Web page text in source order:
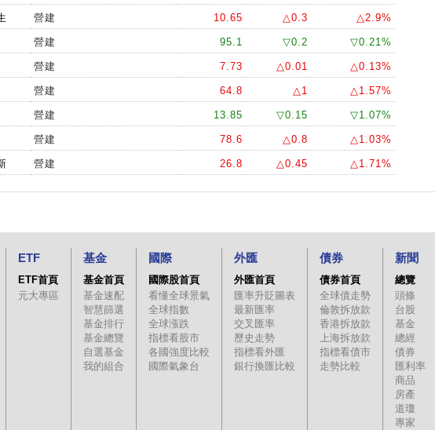
營建 10.65 △0.3 △2.9%
營建 95.1 ▽0.2 ▽0.21%
營建 7.73 △0.01 △0.13%
營建 64.8 △1 △1.57%
營建 13.85 ▽0.15 ▽1.07%
營建 78.6 △0.8 △1.03%
營建 26.8 △0.45 △1.71%
ETF
ETF首頁
元大專區
基金
基金首頁
基金速配
智慧篩選
基金排行
基金總覽
自選基金
我的組合
國際
國際股首頁
看懂全球景氣
全球指數
全球漲跌
指標看股市
各國強度比較
國際氣象台
外匯
外匯首頁
匯率升貶圖表
最新匯率
交叉匯率
歷史走勢
指標看外匯
銀行換匯比較
債券
債券首頁
全球債走勢
倫敦拆放款
香港拆放款
上海拆放款
指標看債市
走勢比較
新聞
總覽
頭條
台股
基金
總經
債券
匯利率
商品
房產
道瓊
專家